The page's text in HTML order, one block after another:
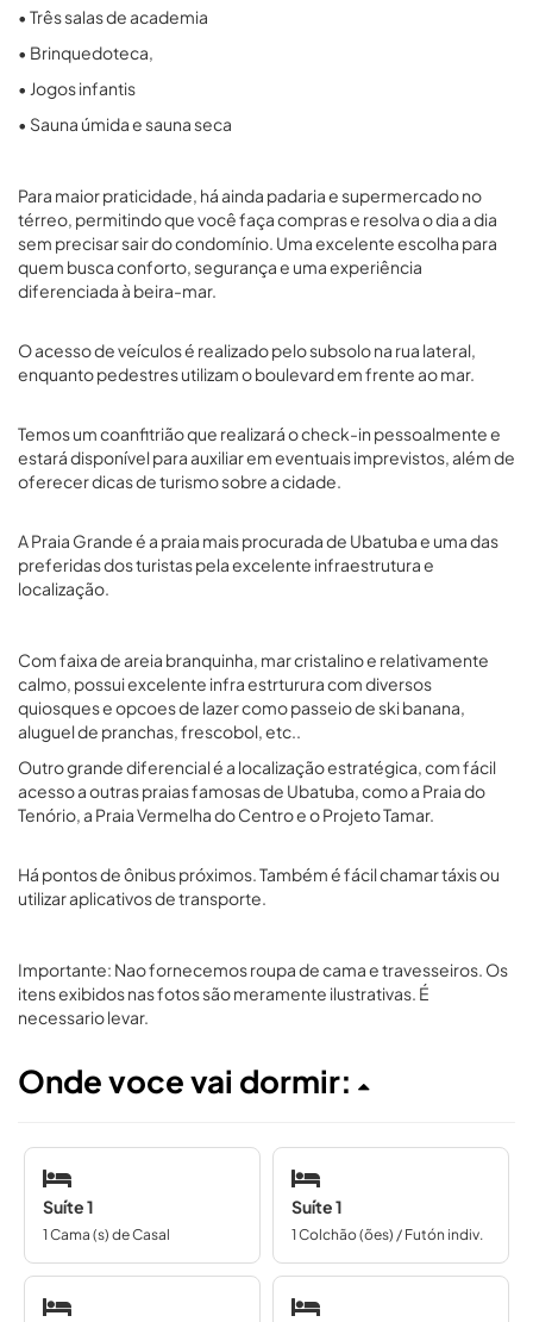
• Três salas de academia
• Brinquedoteca,
• Jogos infantis
• Sauna úmida e sauna seca
Para maior praticidade, há ainda padaria e supermercado no
térreo, permitindo que você faça compras e resolva o dia a dia
sem precisar sair do condomínio. Uma excelente escolha para
quem busca conforto, segurança e uma experiência
diferenciada à beira-mar.
O acesso de veículos é realizado pelo subsolo na rua lateral,
enquanto pedestres utilizam o boulevard em frente ao mar.
Temos um coanfitrião que realizará o check-in pessoalmente e
estará disponível para auxiliar em eventuais imprevistos, além de
oferecer dicas de turismo sobre a cidade.
A Praia Grande é a praia mais procurada de Ubatuba e uma das
preferidas dos turistas pela excelente infraestrutura e
localização.
Com faixa de areia branquinha, mar cristalino e relativamente
calmo, possui excelente infra estrturura com diversos
quiosques e opcoes de lazer como passeio de ski banana,
aluguel de pranchas, frescobol, etc..
Outro grande diferencial é a localização estratégica, com fácil
acesso a outras praias famosas de Ubatuba, como a Praia do
Tenório, a Praia Vermelha do Centro e o Projeto Tamar.
Há pontos de ônibus próximos. Também é fácil chamar táxis ou
utilizar aplicativos de transporte.
Importante: Nao fornecemos roupa de cama e travesseiros. Os
itens exibidos nas fotos são meramente ilustrativas. É
necessario levar.
Onde voce vai dormir:
Suíte 1
1 Cama (s) de Casal
Suíte 1
1 Colchão (ões) / Futón indiv.